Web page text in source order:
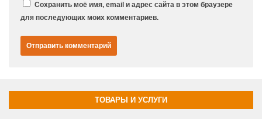
Сохранить моё имя, email и адрес сайта в этом браузере
для последующих моих комментариев.
ТОВАРЫ И УСЛУГИ